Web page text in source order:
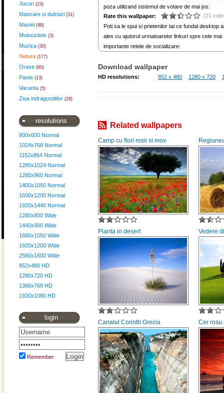
Jocuri (23)
Mancare si dulciuri (31)
Masini (98)
Motociclete (3)
Muzica (30)
Natura (177)
Orase (60)
Paste (13)
Vacanta (5)
Ziua indragostitilor (29)
resolutions
800x600 Normal
1024x768 Normal
1152x864 Normal
1280x1024 Normal
1280x960 Normal
1400x1050 Normal
1600x1200 Normal
1920x1440 Normal
1280x800 Wide
1440x900 Wide
1680x1050 Wide
1920x1200 Wide
2560x1600 Wide
852x480 HD
1280x720 HD
1366x768 HD
1920x1080 HD
login
Remember
poza utilizand sistemul de votare de mai jos:
Rate this wallpaper:
(21
Poti sa le spui si prietenilor tai ce fundal desktop ai
ales cu ajutorul urmatoarelor linkuri spre cele mai
importante retele de socializare:
Download wallpaper
HD resolutions: 852 x 480 1280 x 720
Related wallpapers
Camp cu flori rosii si mov
Planta in desert Vedere
Canalul Corinth Grecia Cer rosu